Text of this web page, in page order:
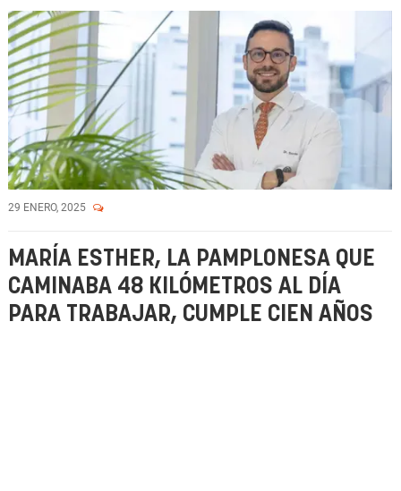
29 ENERO, 2025
MARÍA ESTHER, LA PAMPLONESA QUE
CAMINABA 48 KILÓMETROS AL DÍA
PARA TRABAJAR, CUMPLE CIEN AÑOS